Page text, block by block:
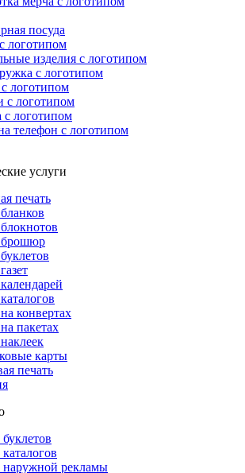
посуда
логотипом
изделия с логотипом
с логотипом
логотипом
с логотипом
логотипом
телефон с логотипом
услуги
печать
брошюр
конвертах
пакетах
карты
печать
наружной рекламы